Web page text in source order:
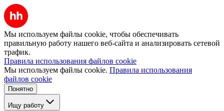
Мы используем файлы cookie, чтобы обеспечивать
правильную работу нашего веб-сайта и анализировать сетевой
трафик.
Правила использования файлов cookie
Мы используем файлы cookie. Правила использования
файлов cookie
Понятно
Ищу работу